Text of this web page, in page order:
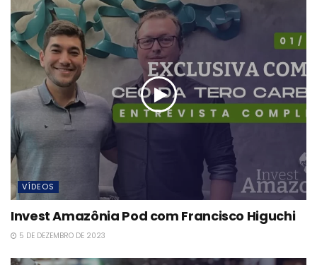
VÍDEOS
Invest Amazônia Pod com Francisco Higuchi
5 DE DEZEMBRO DE 2023